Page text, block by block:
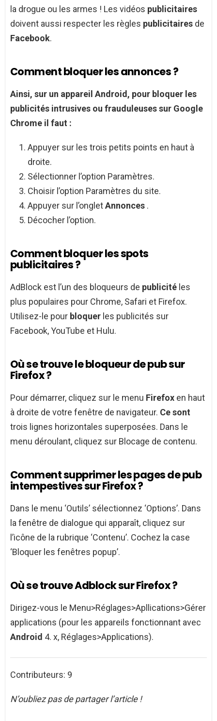
la drogue ou les armes ! Les vidéos publicitaires
doivent aussi respecter les règles publicitaires de
Facebook.
Comment bloquer les annonces ?
Ainsi, sur un appareil Android, pour bloquer les
publicités intrusives ou frauduleuses sur Google
Chrome il faut :
Appuyer sur les trois petits points en haut à
droite.
Sélectionner l’option Paramètres.
Choisir l’option Paramètres du site.
Appuyer sur l’ongletAnnonces .
Décocher l’option.
Comment bloquer les spots
publicitaires ?
AdBlock est l’un des bloqueurs de publicité les
plus populaires pour Chrome, Safari et Firefox.
Utilisez-le pour bloquer les publicités sur
Facebook, YouTube et Hulu.
Où se trouve le bloqueur de pub sur
Firefox ?
Pour démarrer, cliquez sur le menu Firefox en haut
à droite de votre fenêtre de navigateur. Ce sont
trois lignes horizontales superposées. Dans le
menu déroulant, cliquez sur Blocage de contenu.
Comment supprimer les pages de pub
intempestives sur Firefox ?
Dans le menu ‘Outils’ sélectionnez ‘Options’. Dans
la fenêtre de dialogue qui apparaît, cliquez sur
l’icône de la rubrique ‘Contenu’. Cochez la case
‘Bloquer les fenêtres popup’.
Où se trouve Adblock sur Firefox ?
Dirigez-vous le Menu>Réglages>Apllications>Gérer
applications (pour les appareils fonctionnant avec
Android 4. x, Réglages>Applications).
Contributeurs: 9
N’oubliez pas de partager l’article !